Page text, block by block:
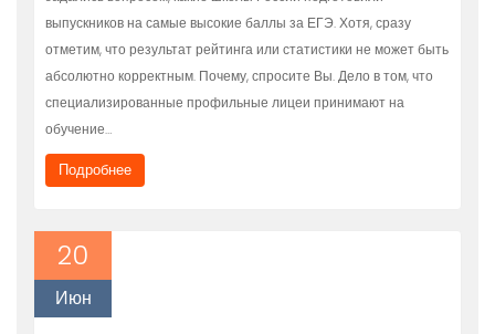
выпускников на самые высокие баллы за ЕГЭ. Хотя, сразу
отметим, что результат рейтинга или статистики не может быть
абсолютно корректным. Почему, спросите Вы. Дело в том, что
специализированные профильные лицеи принимают на
обучение…
Подробнее
20
Июн